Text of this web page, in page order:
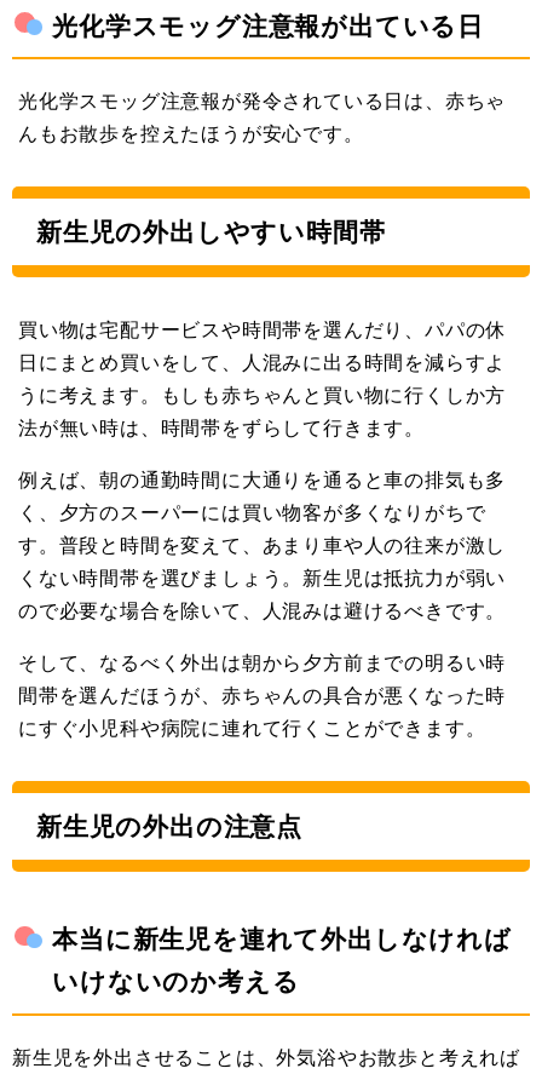
光化学スモッグ注意報が出ている日
光化学スモッグ注意報が発令されている日は、赤ちゃ
んもお散歩を控えたほうが安心です。
新生児の外出しやすい時間帯
買い物は宅配サービスや時間帯を選んだり、パパの休
日にまとめ買いをして、人混みに出る時間を減らすよ
うに考えます。もしも赤ちゃんと買い物に行くしか方
法が無い時は、時間帯をずらして行きます。
例えば、朝の通勤時間に大通りを通ると車の排気も多
く、夕方のスーパーには買い物客が多くなりがちで
す。普段と時間を変えて、あまり車や人の往来が激し
くない時間帯を選びましょう。新生児は抵抗力が弱い
ので必要な場合を除いて、人混みは避けるべきです。
そして、なるべく外出は朝から夕方前までの明るい時
間帯を選んだほうが、赤ちゃんの具合が悪くなった時
にすぐ小児科や病院に連れて行くことができます。
新生児の外出の注意点
本当に新生児を連れて外出しなければ
いけないのか考える
新生児を外出させることは、外気浴やお散歩と考えれば